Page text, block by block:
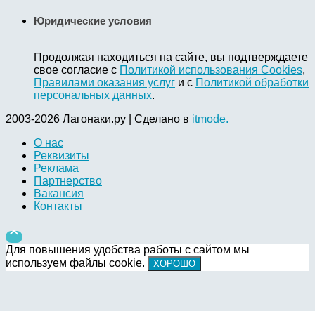
Юридические условия
Продолжая находиться на сайте, вы подтверждаете
свое согласие с Политикой использования Cookies,
Правилами оказания услуг и с Политикой обработки
персональных данных.
2003-2026 Лагонаки.ру | Сделано в itmode.
О нас
Реквизиты
Реклама
Партнерство
Вакансия
Контакты

Для повышения удобства работы с сайтом мы
используем файлы cookie.
ХОРОШО